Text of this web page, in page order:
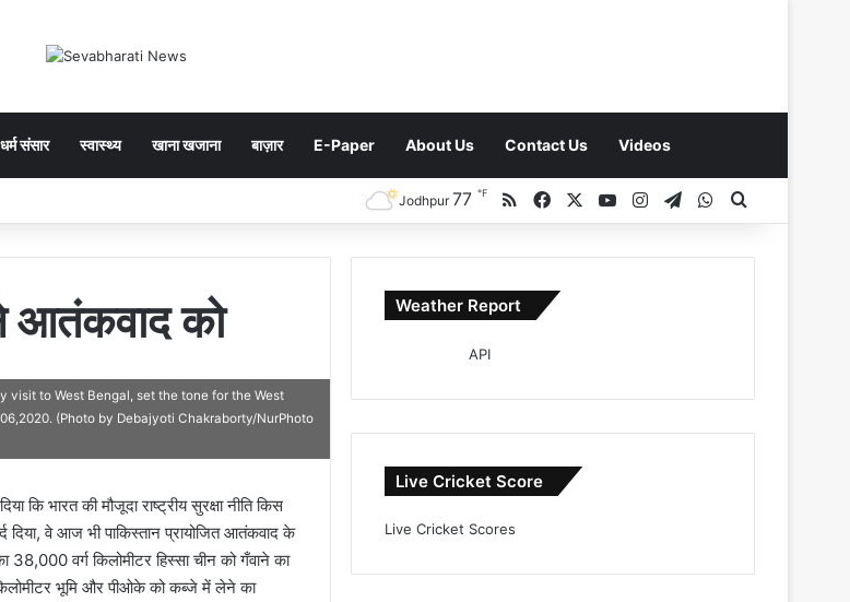
धर्म संसार स्वास्थ्य खाना खजाना बाज़ार E-Paper About Us Contact Us Videos
Jodhpur 77 ℉ RSSFacebookYouTubeInstagram
TelegramWhatsApp
Search for
आतंकवाद को
visit to West Bengal, set the tone for the West
(Photo by Debajyoti Chakraborty/NurPhoto
कि भारत की मौजूदा राष्ट्रीय सुरक्षा नीति किस
दिया, वे आज भी पाकिस्तान प्रायोजित आतंकवाद के
वर्ग किलोमीटर हिस्सा चीन को गँवाने का
भूमि और पीओके को कब्जे में लेने का
Weather Report
Live Cricket Score
Live Cricket Scores